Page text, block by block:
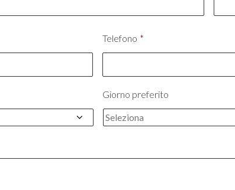
Telefono *
Giorno preferito